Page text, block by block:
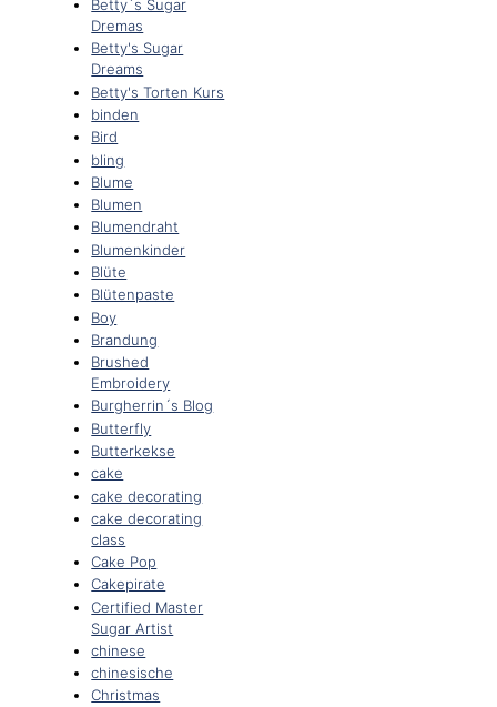
Betty´s Sugar
Dremas
Betty's Sugar
Dreams
Betty's Torten Kurs
binden
Bird
bling
Blume
Blumen
Blumendraht
Blumenkinder
Blüte
Blütenpaste
Boy
Brandung
Brushed
Embroidery
Burgherrin´s Blog
Butterfly
Butterkekse
cake
cake decorating
cake decorating
class
Cake Pop
Cakepirate
Certified Master
Sugar Artist
chinese
chinesische
Christmas